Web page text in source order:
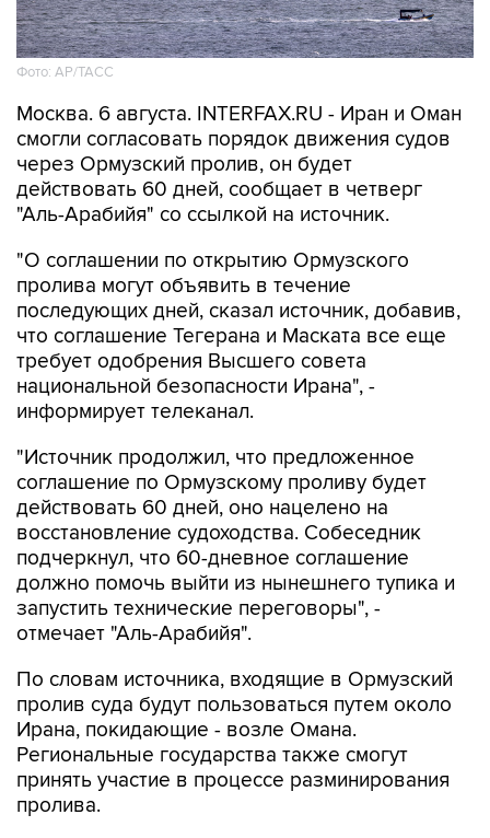
Фото: AP/ТАСС
Москва. 6 августа. INTERFAX.RU - Иран и Оман
смогли согласовать порядок движения судов
через Ормузский пролив, он будет
действовать 60 дней, сообщает в четверг
"Аль-Арабийя" со ссылкой на источник.
"О соглашении по открытию Ормузского
пролива могут объявить в течение
последующих дней, сказал источник, добавив,
что соглашение Тегерана и Маската все еще
требует одобрения Высшего совета
национальной безопасности Ирана", -
информирует телеканал.
"Источник продолжил, что предложенное
соглашение по Ормузскому проливу будет
действовать 60 дней, оно нацелено на
восстановление судоходства. Собеседник
подчеркнул, что 60-дневное соглашение
должно помочь выйти из нынешнего тупика и
запустить технические переговоры", -
отмечает "Аль-Арабийя".
По словам источника, входящие в Ормузский
пролив суда будут пользоваться путем около
Ирана, покидающие - возле Омана.
Региональные государства также смогут
принять участие в процессе разминирования
пролива.